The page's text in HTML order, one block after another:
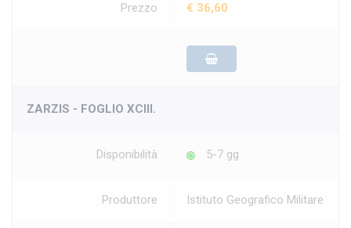
Prezzo € 36,60
ZARZIS - FOGLIO XCIII.
Disponibilità 5-7 gg
Produttore Istituto Geografico Militare